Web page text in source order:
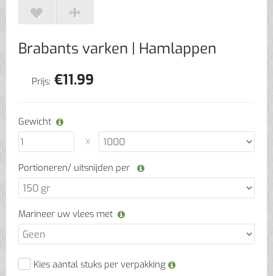
Brabants varken | Hamlappen
Prijs: €11.99
Gewicht
Portioneren/ uitsnijden per
Marineer uw vlees met
Kies aantal stuks per verpakking